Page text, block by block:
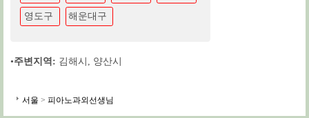
영도구 해운대구
•주변지역: 김해시 , 양산시
서울 > 피아노과외선생님